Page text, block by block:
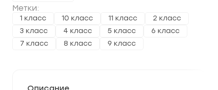
Метки:
1 класс 10 класс 11 класс
2 класс
3 класс
4 класс 5 класс
6 класс
7 класс
8 класс 9 класс